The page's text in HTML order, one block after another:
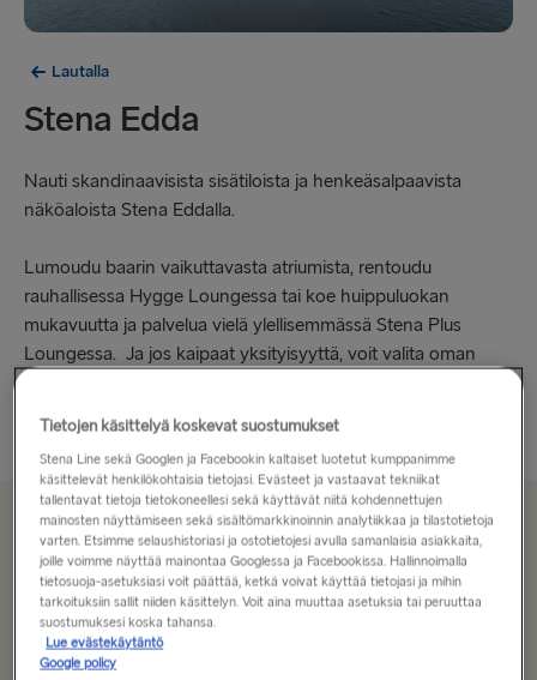
Lautalla
Stena Edda
Nauti skandinaavisista sisätiloista ja henkeäsalpaavista
näköaloista Stena Eddalla.
Lumoudu baarin vaikuttavasta atriumista, rentoudu
rauhallisessa Hygge Loungessa tai koe huippuluokan
mukavuutta ja palvelua vielä ylellisemmässä Stena Plus
Loungessa. Ja jos kaipaat yksityisyyttä, voit valita oman
Lue lisää
Alkaen 179.00€
, yksi suunta, yksi henkilöauto ja kuljettaja
Reitti
Tietojen käsittelyä koskevat suostumukset
Stena Line sekä Googlen ja Facebookin kaltaiset luotetut kumppanimme
käsittelevät henkilökohtaisia tietojasi. Evästeet ja vastaavat tekniikat
tallentavat tietoja tietokoneellesi sekä käyttävät niitä kohdennettujen
mainosten näyttämiseen sekä sisältömarkkinoinnin analytiikkaa ja tilastotietoja
varten. Etsimme selaushistoriasi ja ostotietojesi avulla samanlaisia asiakkaita,
joille voimme näyttää mainontaa Googlessa ja Facebookissa. Hallinnoimalla
tietosuoja-asetuksiasi voit päättää, ketkä voivat käyttää tietojasi ja mihin
tarkoituksiin sallit niiden käsittelyn. Voit aina muuttaa asetuksia tai peruuttaa
suostumuksesi koska tahansa.
Lue evästekäytäntö
Google policy